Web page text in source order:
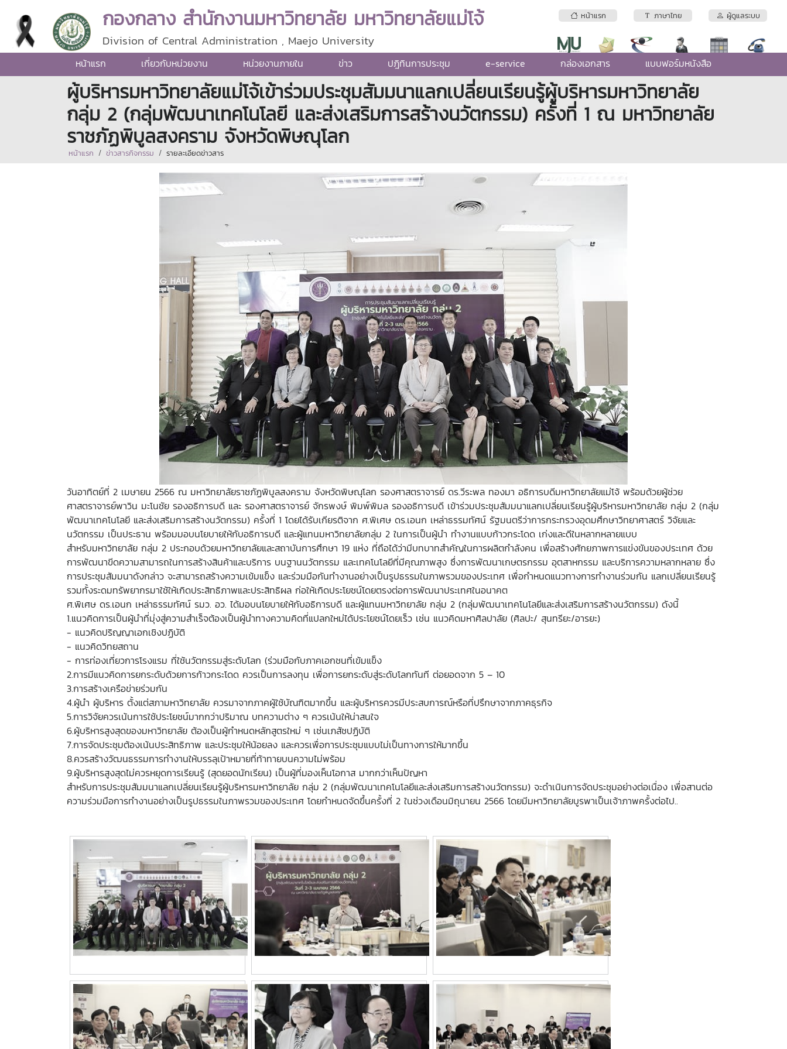
หน้าแรก ภาษาไทย ผู้ดูแลระบบ
กองกลาง สำนักงานมหาวิทยาลัย มหาวิทยาลัยแม่โจ้
Division of Central Administration , Maejo University
หน้าแรก เกี่ยวกับหน่วยงาน หน่วยงานภายใน ข่าว ปฎิทินการประชุม e-service กล่องเอกสาร แบบฟอร์มหนังสือ
ผู้บริหารมหาวิทยาลัยแม่โจ้เข้าร่วมประชุมสัมมนาแลกเปลี่ยนเรียนรู้ผู้บริหารมหาวิทยาลัย
กลุ่ม 2 (กลุ่มพัฒนาเทคโนโลยี และส่งเสริมการสร้างนวัตกรรม) ครั้งที่ 1 ณ มหาวิทยาลัย
ราชภัฏพิบูลสงคราม จังหวัดพิษณุโลก
หน้าแรก ข่าวสารกิจกรรม รายละเอียดข่าวสาร
วันอาทิตย์ที่ 2 เมษายน 2566 ณ มหาวิทยาลัยราชภัฏพิบูลสงคราม จังหวัดพิษณุโลก รองศาสตราจารย์ ดร.วีระพล ทองมา อธิการบดีมหาวิทยาลัยแม่โจ้ พร้อมด้วยผู้ช่วย
ศาสตราจารย์พาวิน มะโนชัย รองอธิการบดี และ รองศาสตราจารย์ จักรพงษ์ พิมพ์พิมล รองอธิการบดี เข้าร่วมประชุมสัมมนาแลกเปลี่ยนเรียนรู้ผู้บริหารมหาวิทยาลัย กลุ่ม 2 (กลุ่ม
พัฒนาเทคโนโลยี และส่งเสริมการสร้างนวัตกรรม) ครั้งที่ 1 โดยได้รับเกียรติจาก ศ.พิเศษ ดร.เอนก เหล่าธรรมทัศน์ รัฐมนตรีว่าการกระทรวงอุดมศึกษาวิทยาศาสตร์ วิจัยและ
นวัตกรรม เป็นประธาน พร้อมมอบนโยบายให้กับอธิการบดี และผู้แทนมหาวิทยาลัยกลุ่ม 2 ในการเป็นผู้นำ ทำงานแบบก้าวกระโดด เก่งและดีในหลากหลายแบบ
สำหรับมหาวิทยาลัย กลุ่ม 2 ประกอบด้วยมหาวิทยาลัยและสถาบันการศึกษา 19 แห่ง ที่ถือได้ว่ามีบทบาทสำคัญในการผลิตกำลังคน เพื่อสร้างศักยภาพการแข่งขันของประเทศ ด้วย
การพัฒนาขีดความสามารถในการสร้างสินค้าและบริการ บนฐานนวัตกรรม และเทคโนโลยีที่มีคุณภาพสูง ซึ่งการพัฒนาเกษตรกรรม อุตสาหกรรม และบริการความหลากหลาย ซึ่ง
การประชุมสัมมนาดังกล่าว จะสามารถสร้างความเข้มแข็ง และร่วมมือกันทำงานอย่างเป็นรูปธรรมในภาพรวมของประเทศ เพื่อกำหนดแนวทางการทำงานร่วมกัน แลกเปลี่ยนเรียนรู้
รวมทั้งระดมทรัพยากรมาใช้ให้เกิดประสิทธิภาพและประสิทธิผล ก่อให้เกิดประโยชน์โดยตรงต่อการพัฒนาประเทศในอนาคต
ศ.พิเศษ ดร.เอนก เหล่าธรรมทัศน์ รมว. อว. ได้มอบนโยบายให้กับอธิการบดี และผู้แทนมหาวิทยาลัย กลุ่ม 2 (กลุ่มพัฒนาเทคโนโลยีและส่งเสริมการสร้างนวัตกรรม) ดังนี้
1.แนวคิดการเป็นผู้นำที่มุ่งสู่ความสำเร็จต้องเป็นผู้นำทางความคิดที่แปลกใหม่ได้ประโยชน์โดยเร็ว เช่น แนวคิดมหาศิลปาลัย (ศิลปะ/ สุนทรียะ/อารยะ)
- แนวคิดปริญญาเอกเชิงปฏิบัติ
- แนวคิดวิทยสถาน
- การท่องเที่ยวการโรงแรม ที่ใช้นวัตกรรมสู่ระดับโลก (ร่วมมือกับภาคเอกชนที่เข้มแข็ง
2.การมีแนวคิดการยกระดับด้วยการก้าวกระโดด ควรเป็นการลงทุน เพื่อการยกระดับสู่ระดับโลกทันที ต่อยอดจาก 5 – 10
3.การสร้างเครือข่ายร่วมกัน
4.ผู้นำ ผู้บริหาร ตั้งแต่สภามหาวิทยาลัย ควรมาจากภาคผู้ใช้บัณฑิตมากขึ้น และผู้บริหารควรมีประสบการณ์หรือที่ปรึกษาจากภาคธุรกิจ
5.การวิจัยควรเน้นการใช้ประโยชน์มากกว่าปริมาณ บทความต่าง ๆ ควรเน้นให้น่าสนใจ
6.ผู้บริหารสูงสุดของมหาวิทยาลัย ต้องเป็นผู้กำหนดหลักสูตรใหม่ ๆ เช่นเภสัชปฏิบัติ
7.การจัดประชุมต้องเน้นประสิทธิภาพ และประชุมให้น้อยลง และควรเพื่อการประชุมแบบไม่เป็นทางการให้มากขึ้น
8.ควรสร้างวัฒนธรรมการทำงานให้บรรลุเป้าหมายที่ท้าทายบนความไม่พร้อม
9.ผู้บริหารสูงสุดไม่ควรหยุดการเรียนรู้ (สุดยอดนักเรียน) เป็นผู้ที่มองเห็นโอกาส มากกว่าเห็นปัญหา
สำหรับการประชุมสัมมนาแลกเปลี่ยนเรียนรู้ผู้บริหารมหาวิทยาลัย กลุ่ม 2 (กลุ่มพัฒนาเทคโนโลยีและส่งเสริมการสร้างนวัตกรรม) จะดำเนินการจัดประชุมอย่างต่อเนื่อง เพื่อสานต่อ
ความร่วมมือการทำงานอย่างเป็นรูปธรรมในภาพรวมของประเทศ โดยกำหนดจัดขึ้นครั้งที่ 2 ในช่วงเดือนมิถุนายน 2566 โดยมีมหาวิทยาลัยบูรพาเป็นเจ้าภาพครั้งต่อไป..